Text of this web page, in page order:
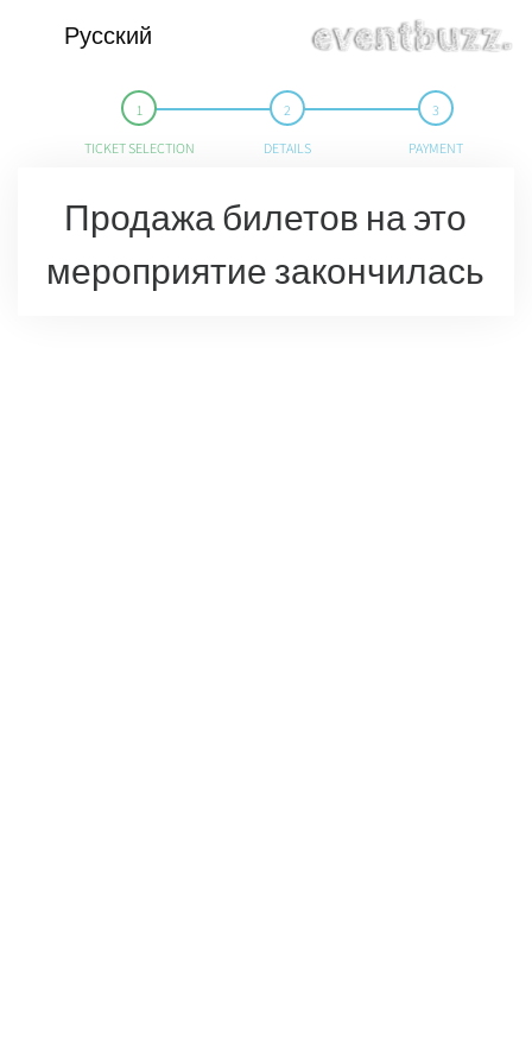
Русский
TICKET SELECTION DETAILS PAYMENT
Продажа билетов на это
мероприятие закончилась